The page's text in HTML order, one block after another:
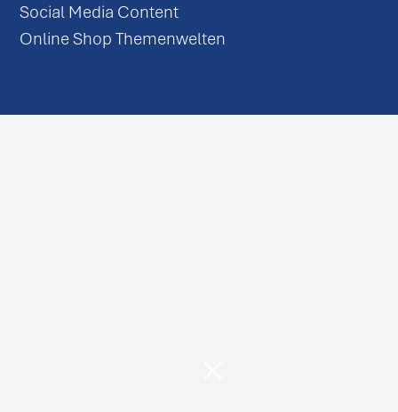
Social Media Content
Online Shop Themenwelten